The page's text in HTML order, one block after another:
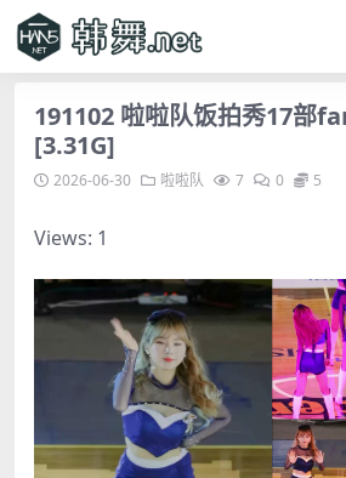
191102 啦啦队饭拍秀17部
[3.31G]
2026-06-30 啦啦队 7 0 5
Views: 1